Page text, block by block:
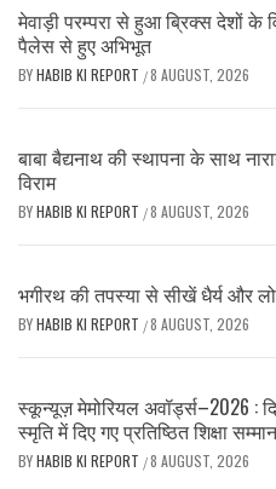
मेवाड़ी परम्परा से हुआ ब्रिक्स देशों के
पैलेस से हुए अभिभूत
BYHABIB KI REPORT /8 AUGUST, 2026
बाबा बैद्यनाथ की स्थापना के साथ
विराम
BYHABIB KI REPORT /8 AUGUST, 2026
भगीरथ की तपस्या से सीखें धैर्य और
BYHABIB KI REPORT /8 AUGUST, 2026
स्कून्यूज़ मेमोरियल अवॉर्ड्स–2026 :
स्मृति में दिए गए प्रतिष्ठित शिक्षा सम्मान
BYHABIB KI REPORT /8 AUGUST, 2026